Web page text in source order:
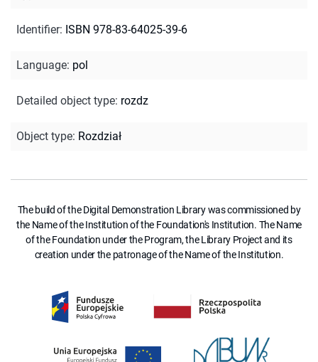
Identifier: ISBN 978-83-64025-39-6
Language: pol
Detailed object type: rozdz
Object type: Rozdział
The build of the Digital Demonstration Library was commissioned by
the Name of the Institution of the Foundation's Institution. The Name
of the Foundation under the Program, the Library Project and its
creation under the patronage of the Name of the Institution.